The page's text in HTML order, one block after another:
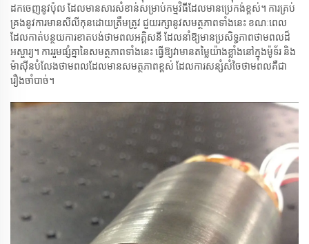
ដកចេញនូវប៉ុល ដែលមានសារសំខាន់សម្រាប់កម្មវិធីដែលមានប្រេកង់ខ្ពស់។ ការគ្រប់
គ្រងនូវការមានសីលីកុនដោយត្រឹមត្រូវ ជួយរក្សានូវសមត្ថភាពទាំងនេះ ខណៈពេល
ដែលកាត់បន្ថយការខាតបង់ថាមពលអគ្គិសនី ដែលនាំឱ្យមានប្រសិទ្ធភាពថាមពលដ៏
អស្ចារ្យ។ ការរួមផ្សំគ្នានៃសមត្ថភាពទាំងនេះ ធ្វើឱ្យវាមានតម្លៃយ៉ាងខ្លាំងនៅក្នុងម៉ូទ័រ និង
ម៉ាស៊ីនបំលែងថាមពលដែលមានសមត្ថភាពខ្ពស់ ដែលការសន្សំសំចៃថាមពលគឺជា
រឿងចាំបាច់។